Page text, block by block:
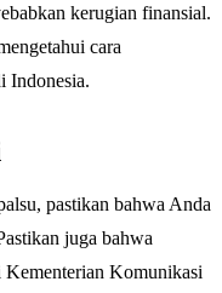
kerugian finansial.
cara
Indonesia.
pastikan bahwa Anda
juga bahwa
Komunikasi